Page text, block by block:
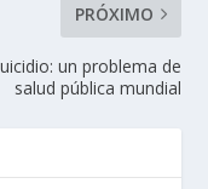
PRÓXIMO
un problema de
salud pública mundial